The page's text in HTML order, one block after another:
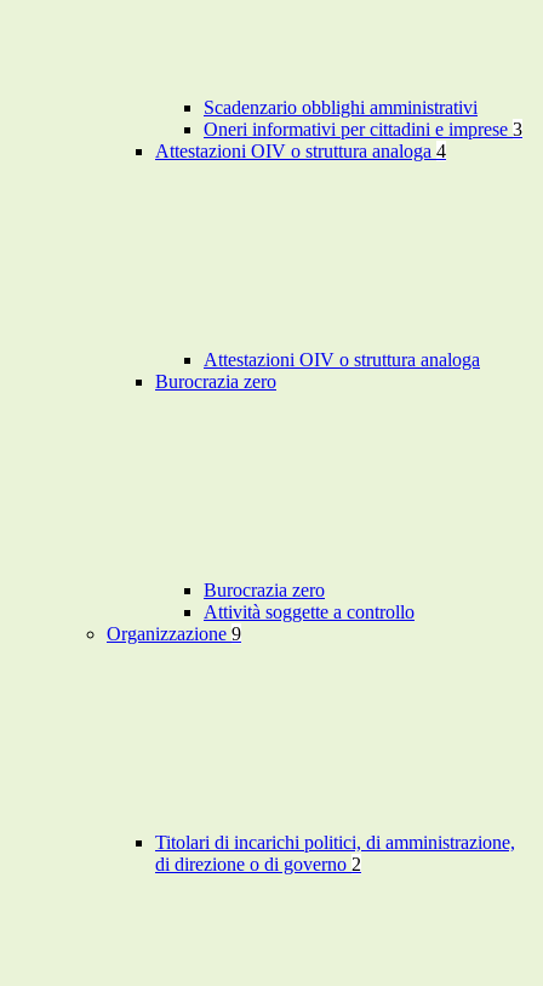
Scadenzario obblighi amministrativi
Oneri informativi per cittadini e imprese 3
Attestazioni OIV o struttura analoga 4
Attestazioni OIV o struttura analoga
Burocrazia zero
Burocrazia zero
Attività soggette a controllo
Organizzazione 9
Titolari di incarichi politici, di amministrazione,
di direzione o di governo 2